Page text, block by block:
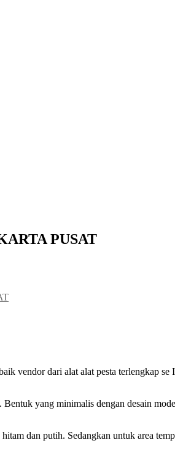
PUSAT
vendor dari alat alat pesta terlengkap
yang minimalis dengan desain
dan putih. Sedangkan untuk area